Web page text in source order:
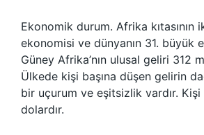
Ekonomik durum. Afrika kıtasının
ekonomisi ve dünyanın 31. büyük
Güney Afrika’nın ulusal geliri 312
Ülkede kişi başına düşen gelirin
bir uçurum ve eşitsizlik vardır. Kişi
dolardır.